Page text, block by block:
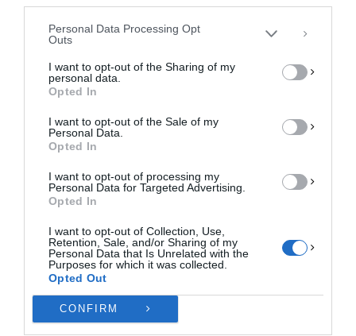
Personal Data Processing Opt
Outs
I want to opt-out of the Sharing of my
personal data.
Opted In
I want to opt-out of the Sale of my
Personal Data.
Opted In
I want to opt-out of processing my
Personal Data for Targeted Advertising.
Opted In
I want to opt-out of Collection, Use,
Retention, Sale, and/or Sharing of my
Personal Data that Is Unrelated with the
Purposes for which it was collected.
Opted Out
CONFIRM
συγκατάθεση ή η ανάκληση της συγκατάθεσης, μπορεί να επηρεάσει
αρνητικά ορισμένες λειτουργίες και δυνατότητες.
ΠΡΟΒΟΛΉ ΠΡΟΤΙΜΉΣΕΩΝ
Πολιτική Cookies